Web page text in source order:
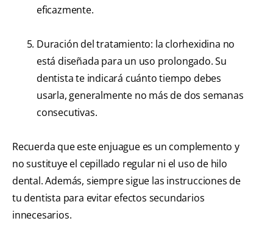
eficazmente.
Duración del tratamiento: la clorhexidina no
está diseñada para un uso prolongado. Su
dentista te indicará cuánto tiempo debes
usarla, generalmente no más de dos semanas
consecutivas.
Recuerda que este enjuague es un complemento y
no sustituye el cepillado regular ni el uso de hilo
dental. Además, siempre sigue las instrucciones de
tu dentista para evitar efectos secundarios
innecesarios.